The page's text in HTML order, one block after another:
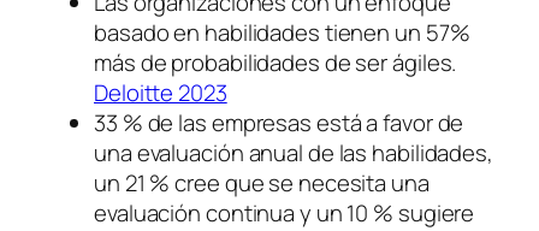
basado en habilidades tienen un 57%
más de probabilidades de ser ágiles.
Deloitte 2023
33 % de las empresas está a favor de
una evaluación anual de las habilidades,
un 21 % cree que se necesita una
evaluación continua y un 10 % sugiere